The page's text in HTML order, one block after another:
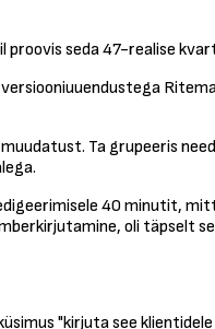
proovis seda 47-realise
Ta grupeeris
40 minutit,
oli täpselt
"kirjuta see